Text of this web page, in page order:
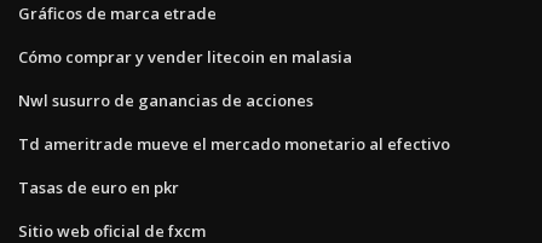
Gráficos de marca etrade
Cómo comprar y vender litecoin en malasia
Nwl susurro de ganancias de acciones
Td ameritrade mueve el mercado monetario al efectivo
Tasas de euro en pkr
Sitio web oficial de fxcm